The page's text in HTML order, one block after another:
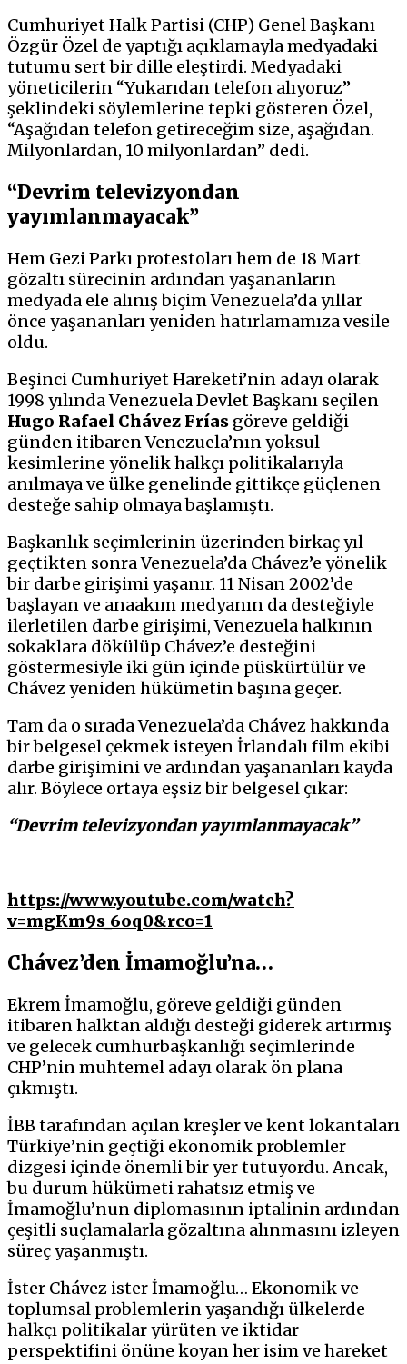
Cumhuriyet Halk Partisi (CHP) Genel Başkanı
Özgür Özel de yaptığı açıklamayla medyadaki
tutumu sert bir dille eleştirdi. Medyadaki
yöneticilerin “Yukarıdan telefon alıyoruz”
şeklindeki söylemlerine tepki gösteren Özel,
“Aşağıdan telefon getireceğim size, aşağıdan.
Milyonlardan, 10 milyonlardan” dedi.
“Devrim televizyondan
yayımlanmayacak”
Hem Gezi Parkı protestoları hem de 18 Mart
gözaltı sürecinin ardından yaşananların
medyada ele alınış biçim Venezuela’da yıllar
önce yaşananları yeniden hatırlamamıza vesile
oldu.
Beşinci Cumhuriyet Hareketi’nin adayı olarak
1998 yılında Venezuela Devlet Başkanı seçilen
Hugo Rafael Chávez Frías göreve geldiği
günden itibaren Venezuela’nın yoksul
kesimlerine yönelik halkçı politikalarıyla
anılmaya ve ülke genelinde gittikçe güçlenen
desteğe sahip olmaya başlamıştı.
Başkanlık seçimlerinin üzerinden birkaç yıl
geçtikten sonra Venezuela’da Chávez’e yönelik
bir darbe girişimi yaşanır. 11 Nisan 2002’de
başlayan ve anaakım medyanın da desteğiyle
ilerletilen darbe girişimi, Venezuela halkının
sokaklara dökülüp Chávez’e desteğini
göstermesiyle iki gün içinde püskürtülür ve
Chávez yeniden hükümetin başına geçer.
Tam da o sırada Venezuela’da Chávez hakkında
bir belgesel çekmek isteyen İrlandalı film ekibi
darbe girişimini ve ardından yaşananları kayda
alır. Böylece ortaya eşsiz bir belgesel çıkar:
“Devrim televizyondan yayımlanmayacak”
https://www.youtube.com/watch?
v=mgKm9s_6oq0&rco=1
Chávez’den İmamoğlu’na…
Ekrem İmamoğlu, göreve geldiği günden
itibaren halktan aldığı desteği giderek artırmış
ve gelecek cumhurbaşkanlığı seçimlerinde
CHP’nin muhtemel adayı olarak ön plana
çıkmıştı.
İBB tarafından açılan kreşler ve kent lokantaları
Türkiye’nin geçtiği ekonomik problemler
dizgesi içinde önemli bir yer tutuyordu. Ancak,
bu durum hükümeti rahatsız etmiş ve
İmamoğlu’nun diplomasının iptalinin ardından
çeşitli suçlamalarla gözaltına alınmasını izleyen
süreç yaşanmıştı.
İster Chávez ister İmamoğlu… Ekonomik ve
toplumsal problemlerin yaşandığı ülkelerde
halkçı politikalar yürüten ve iktidar
perspektifini önüne koyan her isim ve hareket